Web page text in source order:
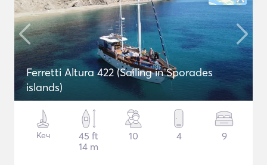
Ferretti Altura 422 (Sailing in Sporades
islands)
Кеч
45 ft
14 m
10 4 9